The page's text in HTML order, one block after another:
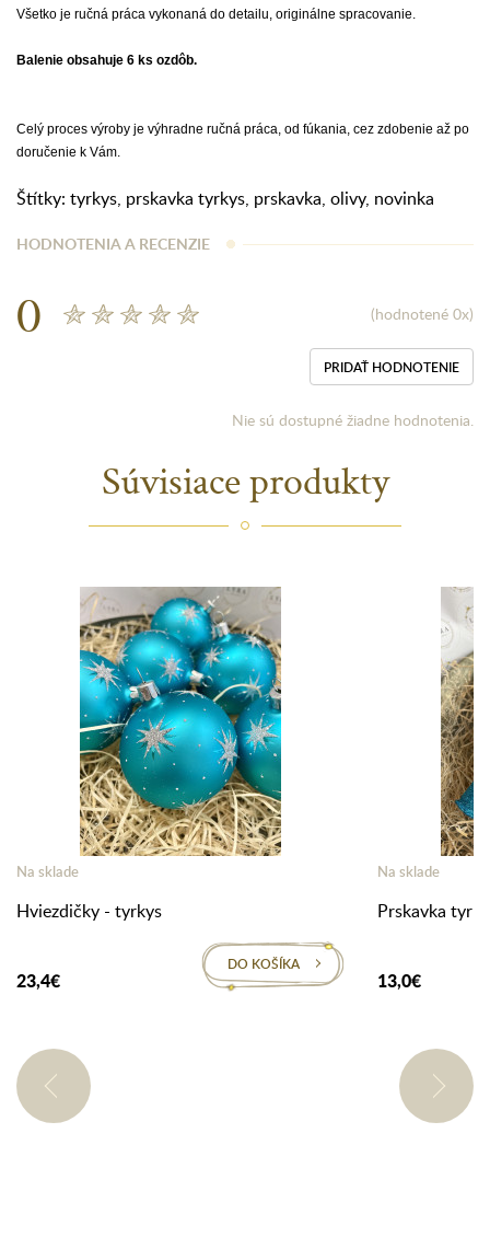
Všetko je ručná práca vykonaná do detailu, originálne spracovanie.
Balenie obsahuje 6 ks ozdôb.
Celý proces výroby je výhradne ručná práca, od fúkania, cez zdobenie až po
doručenie k Vám.
Štítky: tyrkys, prskavka tyrkys, prskavka, olivy, novinka
HODNOTENIA A RECENZIE
0 (hodnotené 0x)
PRIDAŤ HODNOTENIE
Nie sú dostupné žiadne hodnotenia.
Súvisiace produkty
Na sklade
Hviezdičky - tyrkys
23,4€
DO KOŠÍKA
Na sklade
Prskavka
13,0€